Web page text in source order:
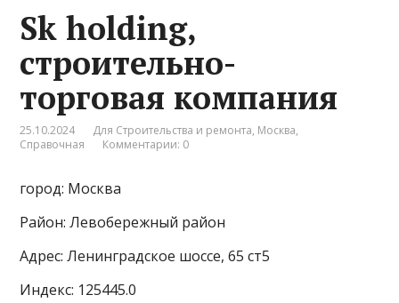
Sk holding,
строительно-
торговая компания
25.10.2024 Для Строительства и ремонта, Москва,
Справочная
Комментарии: 0
город: Москва
Район: Левобережный район
Адрес: Ленинградское шоссе, 65 ст5
Индекс: 125445.0